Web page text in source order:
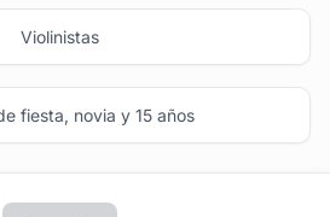
Violinistas
fiesta, novia y 15 años